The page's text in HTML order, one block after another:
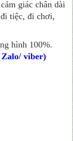
giác chân dài
tiệc, đi chơi,
hình 100%.
viber)